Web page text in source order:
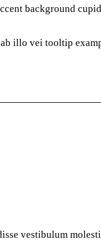
background
illo vei tooltip
vestibulum